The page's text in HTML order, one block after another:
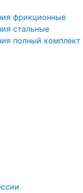
фрикционные
стальные
полный комплект